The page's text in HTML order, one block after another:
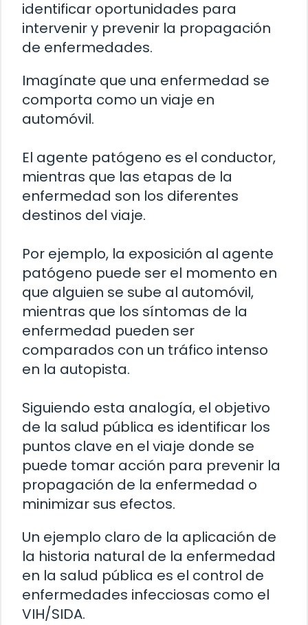
identificar oportunidades para
intervenir y prevenir la propagación
de enfermedades.
Imagínate que una enfermedad se
comporta como un viaje en
automóvil.
El agente patógeno es el conductor,
mientras que las etapas de la
enfermedad son los diferentes
destinos del viaje.
Por ejemplo, la exposición al agente
patógeno puede ser el momento en
que alguien se sube al automóvil,
mientras que los síntomas de la
enfermedad pueden ser
comparados con un tráfico intenso
en la autopista.
Siguiendo esta analogía, el objetivo
de la salud pública es identificar los
puntos clave en el viaje donde se
puede tomar acción para prevenir la
propagación de la enfermedad o
minimizar sus efectos.
Un ejemplo claro de la aplicación de
la historia natural de la enfermedad
en la salud pública es el control de
enfermedades infecciosas como el
VIH/SIDA.